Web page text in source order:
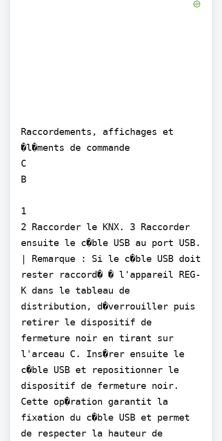
Raccordements, affichages et
�l�ments de commande
C
B
1
2 Raccorder le KNX. 3 Raccorder
ensuite le c�ble USB au port USB.
| Remarque : Si le c�ble USB doit
rester raccord� � l'appareil REG-
K dans le tableau de
distribution, d�verrouiller puis
retirer le dispositif de
fermeture noir en tirant sur
l'arceau C. Ins�rer ensuite le
c�ble USB et repositionner le
dispositif de fermeture noir.
Cette op�ration garantit la
fixation du c�ble USB et permet
de respecter la hauteur de